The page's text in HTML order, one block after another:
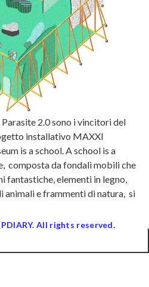
2.0 sono i vincitori del
installativo MAXXI
is a school. A school is a
composta da fondali mobili che
fantastiche, elementi in legno,
animali e frammenti di natura, si
All rights reserved.